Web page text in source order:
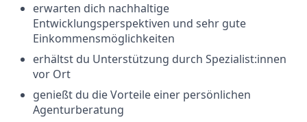
erwarten dich nachhaltige
Entwicklungsperspektiven und sehr gute
Einkommensmöglichkeiten
erhältst du Unterstützung durch Spezialist:innen
vor Ort
genießt du die Vorteile einer persönlichen
Agenturberatung